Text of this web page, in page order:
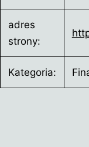
adres
strony:
Kategoria: